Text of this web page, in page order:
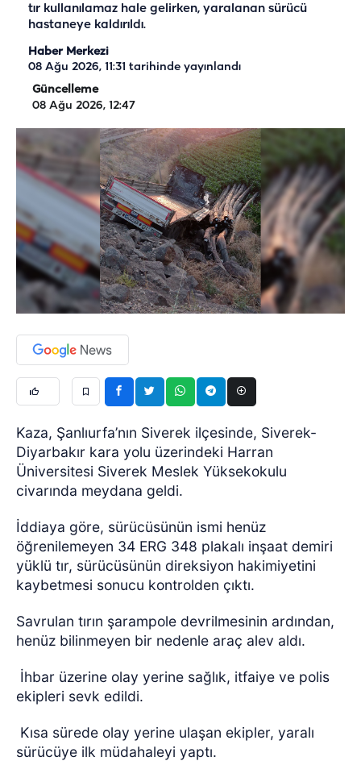
tır kullanılamaz hale gelirken, yaralanan sürücü
hastaneye kaldırıldı.
Haber Merkezi
08 Ağu 2026, 11:31 tarihinde yayınlandı
Güncelleme
08 Ağu 2026, 12:47
Kaza, Şanlıurfa’nın Siverek ilçesinde, Siverek-
Diyarbakır kara yolu üzerindeki Harran
Üniversitesi Siverek Meslek Yüksekokulu
civarında meydana geldi.
İddiaya göre, sürücüsünün ismi henüz
öğrenilemeyen 34 ERG 348 plakalı inşaat demiri
yüklü tır, sürücüsünün direksiyon hakimiyetini
kaybetmesi sonucu kontrolden çıktı.
Savrulan tırın şarampole devrilmesinin ardından,
henüz bilinmeyen bir nedenle araç alev aldı.
İhbar üzerine olay yerine sağlık, itfaiye ve polis
ekipleri sevk edildi.
Kısa sürede olay yerine ulaşan ekipler, yaralı
sürücüye ilk müdahaleyi yaptı.